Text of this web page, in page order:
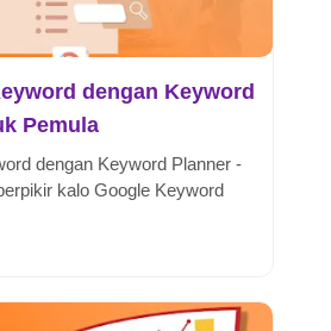
dengan Keyword
Pemula
dengan Keyword Planner -
kalo Google Keyword